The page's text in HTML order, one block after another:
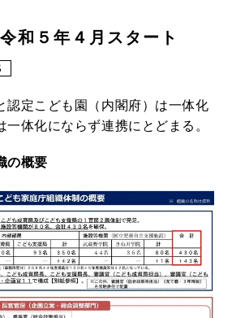
和５年４月スタート
認定こども園（内閣府）は一体化
体化にならず連携にとどまる。
の概要